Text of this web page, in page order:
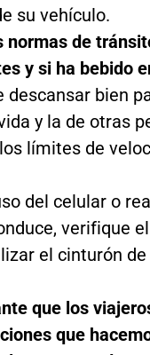
su vehículo.
normas de
y si ha bebido
descansar bien
y la de otras
límites de
del celular o
verifique
el cinturón de
que los
que